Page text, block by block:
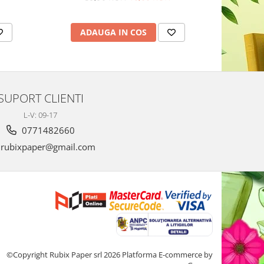
ADAUGA IN COS
CLIENTI
L-V: 09-17
0771482660
rubixpaper@gmail.com
©Copyright Rubix Paper srl 2026 Platforma E-commerce by